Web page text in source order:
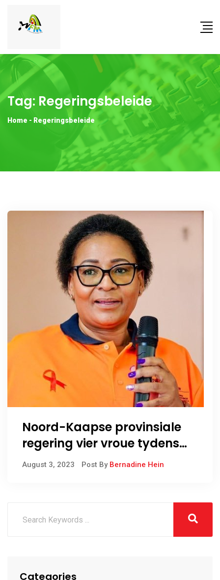
Tag: Regeringsbeleide
Home - Regeringsbeleide
Noord-Kaapse provinsiale
regering vier vroue tydens
vrouemaand
August 3, 2023 Post By Bernadine Hein
Categories